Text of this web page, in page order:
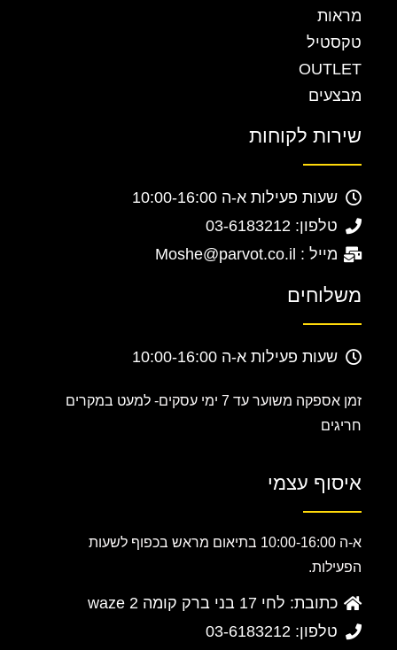
מראות
טקסטיל
OUTLET
מבצעים
שירות לקוחות
שעות פעילות א-ה 10:00-16:00
טלפון: 03-6183212
מייל : Moshe@parvot.co.il
משלוחים
שעות פעילות א-ה 10:00-16:00
זמן אספקה משוער עד 7 ימי עסקים-
למעט במקרים
חריגים
איסוף עצמי
א-ה 10:00-16:00 בתיאום מראש בכפוף לשעות
הפעילות.
כתובת: לחי 17 בני ברק קומה 2 waze
טלפון: 03-6183212